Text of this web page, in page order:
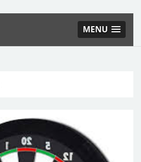
MENU